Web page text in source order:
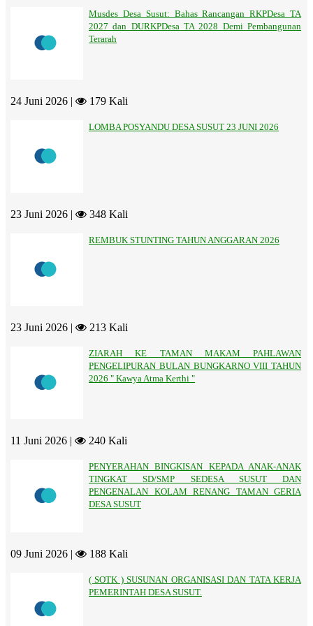
Musdes Desa Susut: Bahas Rancangan RKPDesa TA
2027 dan DURKPDesa TA 2028 Demi Pembangunan
Terarah
24 Juni 2026 | 179 Kali
LOMBA POSYANDU DESA SUSUT 23 JUNI 2026
23 Juni 2026 | 348 Kali
REMBUK STUNTING TAHUN ANGGARAN 2026
23 Juni 2026 | 213 Kali
ZIARAH KE TAMAN MAKAM PAHLAWAN
PENGELIPURAN BULAN BUNGKARNO VIII TAHUN
2026 " Kawya Atma Kerthi "
11 Juni 2026 | 240 Kali
PENYERAHAN BINGKISAN KEPADA ANAK-ANAK
TINGKAT SD/SMP SEDESA SUSUT DAN
PENGENALAN KOLAM RENANG TAMAN GERIA
DESA SUSUT
09 Juni 2026 | 188 Kali
( SOTK ) SUSUNAN ORGANISASI DAN TATA KERJA
PEMERINTAH DESA SUSUT.